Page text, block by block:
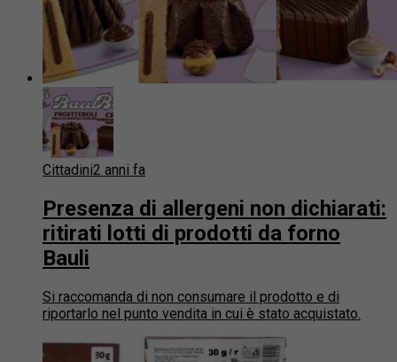
Cittadini2 anni fa
Presenza di allergeni non dichiarati:
ritirati lotti di prodotti da forno
Bauli
Si raccomanda di non consumare il prodotto e di
riportarlo nel punto vendita in cui è stato acquistato.